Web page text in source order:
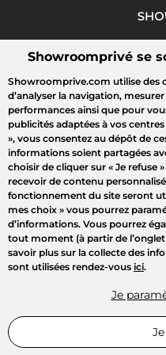
Que recherchez-vous
Toutes les ventes Mode
Showroomprivé se
Showroomprive.com utilise des
d’analyser la navigation,
performances ainsi que pour
publicités adaptées à vos
», vous consentez au dépôt de
informations soient partagées
choisir de cliquer sur « Je refuse »
recevoir de contenu
fonctionnement du site seront
mes choix » vous pourrez
d’informations. Vous pourrez
tout moment (à partir de l’onglet
savoir plus sur la collecte des
sont utilisées rendez-vous ici.
Je